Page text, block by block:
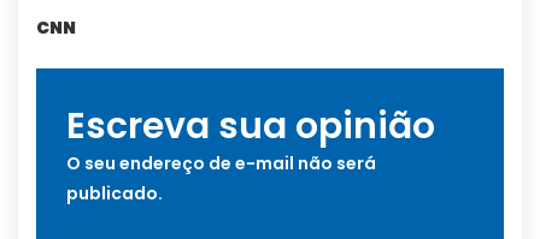
CNN
Escreva sua opinião
O seu endereço de e-mail não será
publicado.